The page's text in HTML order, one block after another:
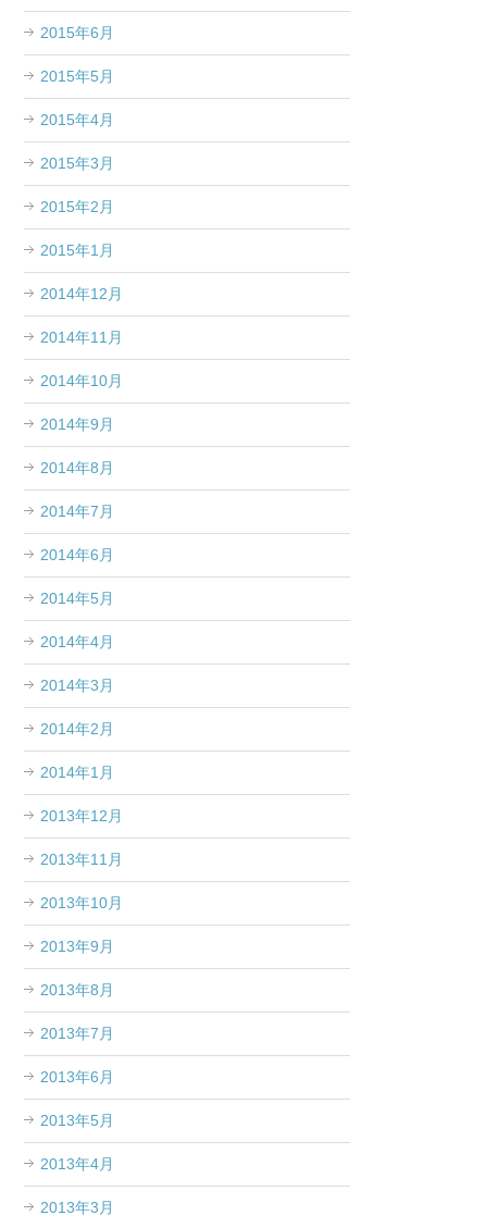
2015年6月
2015年5月
2015年4月
2015年3月
2015年2月
2015年1月
2014年12月
2014年11月
2014年10月
2014年9月
2014年8月
2014年7月
2014年6月
2014年5月
2014年4月
2014年3月
2014年2月
2014年1月
2013年12月
2013年11月
2013年10月
2013年9月
2013年8月
2013年7月
2013年6月
2013年5月
2013年4月
2013年3月